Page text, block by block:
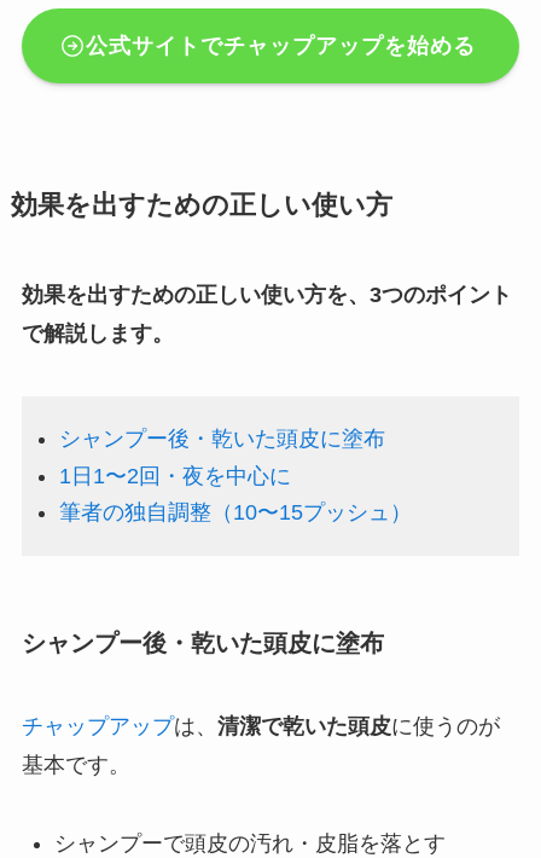
公式サイトでチャップアップを始める
効果を出すための正しい使い方
効果を出すための正しい使い方を、3つのポイント
で解説します。
シャンプー後・乾いた頭皮に塗布
1日1〜2回・夜を中心に
筆者の独自調整（10〜15プッシュ）
シャンプー後・乾いた頭皮に塗布
チャップアップは、 清潔で乾いた頭皮に使うのが
基本です。
シャンプーで頭皮の汚れ・皮脂を落とす